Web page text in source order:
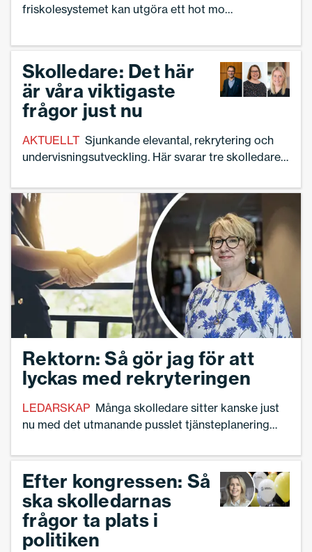
friskolesystemet kan utgöra ett hot mot
nog att reformera skolsystemet i
Lindquist efter att ha läst de
omdiskuterade rapporterna från
Skolverket och FOI.
Skolledare: Det här
är våra viktigaste
frågor just nu
AKTUELLT Sjunkande elevantal, rekrytering och
undervisningsutveckling. Här svarar tre skolledare
nu.
Rektorn: Så gör jag för att
lyckas med rekryteringen
LEDARSKAP Många skolledare sitter kanske just
nu med det utmanande pusslet tjänsteplanering
dem – och har arbetat fram flera metoder för att
lyckas.
Efter kongressen: Så
ska skolledarnas
frågor ta plats i
politiken